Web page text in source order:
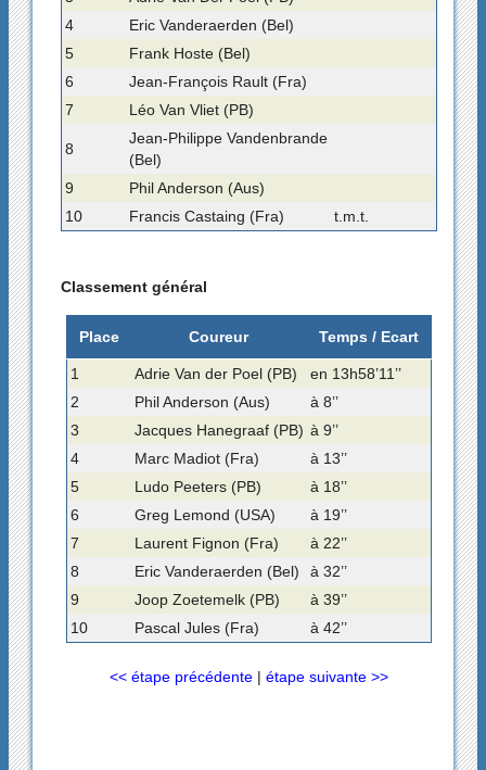
4
Eric Vanderaerden (Bel)
5
Frank Hoste (Bel)
6
Jean-François Rault (Fra)
7
Léo Van Vliet (PB)
8
Jean-Philippe Vandenbrande
(Bel)
9
Phil Anderson (Aus)
10
Francis Castaing (Fra) t.m.t.
Classement général
Place Coureur Temps / Ecart
1 Adrie Van der Poel (PB)
en 13h58’11’’
2
Phil Anderson (Aus)
à 8’’
3
Jacques Hanegraaf (PB) à 9’’
4
Marc Madiot (Fra)
à 13’’
5
Ludo Peeters (PB)
à 18’’
6
Greg Lemond (USA)
à 19’’
7
Laurent Fignon (Fra)
à 22’’
8
Eric Vanderaerden (Bel)
à 32’’
9
Joop Zoetemelk (PB)
à 39’’
10
Pascal Jules (Fra) à 42’’
<< étape précédente| étape suivante >>